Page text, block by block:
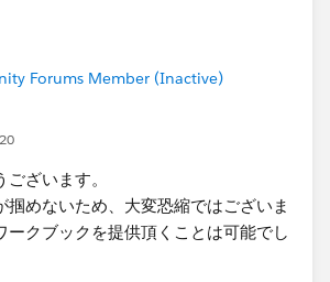
定は、入室から退室までの間に一瞬で
れば、その時間帯はその部屋にいた扱
Forums Member (Inactive)
ざいます。
掴めないため、大変恐縮ではございま
ークブックを提供頂くことは可能でし